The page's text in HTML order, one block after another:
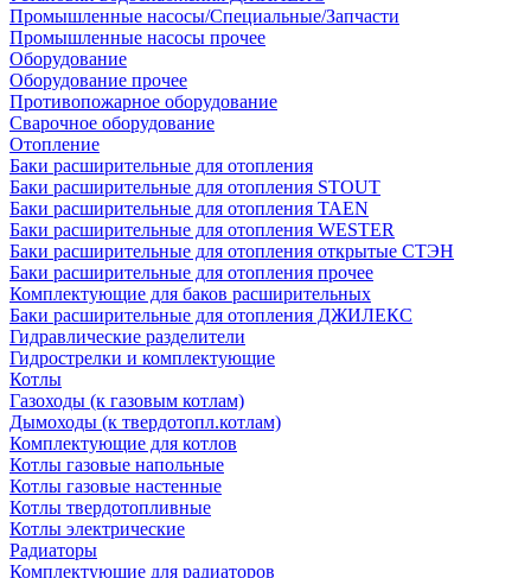
Промышленные насосы/Специальные/Запчасти
Промышленные насосы прочее
Оборудование
Оборудование прочее
Противопожарное оборудование
Сварочное оборудование
Отопление
Баки расширительные для отопления
Баки расширительные для отопления STOUT
Баки расширительные для отопления TAEN
Баки расширительные для отопления WESTER
Баки расширительные для отопления открытые СТЭН
Баки расширительные для отопления прочее
Комплектующие для баков расширительных
Баки расширительные для отопления ДЖИЛЕКС
Гидравлические разделители
Гидрострелки и комплектующие
Котлы
Газоходы (к газовым котлам)
Дымоходы (к твердотопл.котлам)
Комплектующие для котлов
Котлы газовые напольные
Котлы газовые настенные
Котлы твердотопливные
Котлы электрические
Радиаторы
Комплектующие для радиаторов